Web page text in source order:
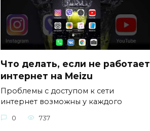
Что делать, если не работает
интернет на Meizu
Проблемы с доступом к сети
интернет возможны у каждого
0 737